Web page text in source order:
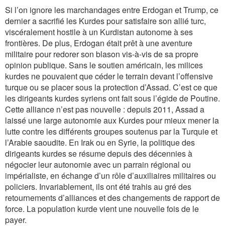
Si l’on ignore les marchandages entre Erdogan et Trump, ce
dernier a sacrifié les Kurdes pour satisfaire son allié turc,
viscéralement hostile à un Kurdistan autonome à ses
frontières. De plus, Erdogan était prêt à une aventure
militaire pour redorer son blason vis-à-vis de sa propre
opinion publique. Sans le soutien américain, les milices
kurdes ne pouvaient que céder le terrain devant l’offensive
turque ou se placer sous la protection d’Assad. C’est ce que
les dirigeants kurdes syriens ont fait sous l’égide de Poutine.
Cette alliance n’est pas nouvelle : depuis 2011, Assad a
laissé une large autonomie aux Kurdes pour mieux mener la
lutte contre les différents groupes soutenus par la Turquie et
l’Arabie saoudite. En Irak ou en Syrie, la politique des
dirigeants kurdes se résume depuis des décennies à
négocier leur autonomie avec un parrain régional ou
impérialiste, en échange d’un rôle d’auxiliaires militaires ou
policiers. Invariablement, ils ont été trahis au gré des
retournements d’alliances et des changements de rapport de
force. La population kurde vient une nouvelle fois de le
payer.